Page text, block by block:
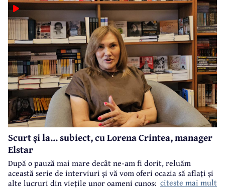
Scurt și la... subiect, cu Lorena Crintea, manager
Elstar
După o pauză mai mare decât ne-am fi dorit, reluăm
această serie de interviuri și vă vom oferi ocazia să aflați și
alte lucruri din viețile unor oameni cunoscuți din Câmpina.
citeste mai mult